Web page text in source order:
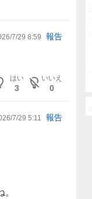
7/29 8:59 報告
はい
3
いいえ
0
7/29 5:11 報告